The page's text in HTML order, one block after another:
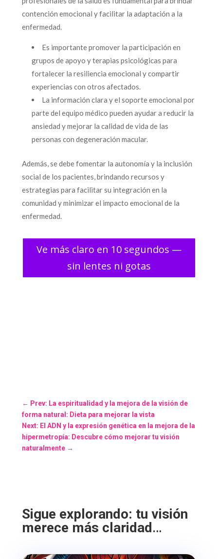
contención emocional y facilitar la adaptación a la
enfermedad.
Es importante promover la participación en
grupos de apoyo y terapias psicológicas para
fortalecer la resiliencia emocional y compartir
experiencias con otros afectados.
La información clara y el soporte emocional por
parte del equipo médico pueden ayudar a reducir la
ansiedad y mejorar la calidad de vida de las
personas con degeneración macular.
Además, se debe fomentar la autonomía y la inclusión
social de los pacientes, brindando recursos y
estrategias para facilitar su integración en la
comunidad y minimizar el impacto emocional de la
enfermedad.
Ve más claro en 10 segundos —
sin lentes ni gotas
← Prev: La espiritualidad y la mejora de la visión de
forma natural: Dieta para mejorar la vista
Next: El ADN y la expresión genética en la mejora de la
hipermetropía: Descubre cómo mejorar tu visión
naturalmente→
Sigue explorando: tu visión
merece más claridad…